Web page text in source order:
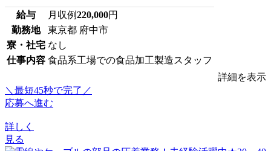
給与 月収例220,000円
勤務地
東京都 府中市
寮・社宅 なし
仕事内容 食品系工場での食品加工製造スタッフ
詳細を表示
＼最短45秒で完了／
応募へ進む
詳しく
見る